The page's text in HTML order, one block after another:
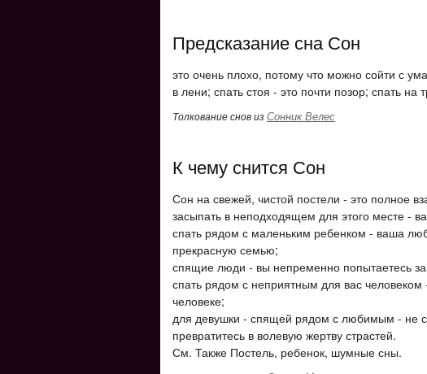
Предсказание сна Сон
это очень плохо, потому что можно сойти с
в лени; спать стоя - это почти позор; спать на
Толкование снов изСонник Велес
К чему снится Сон
Сон на свежей, чистой постели - это полное
засыпать в неподходящем для этого месте -
спать рядом с маленьким ребенком - ваша
прекрасную семью;
спящие люди - вы непременно попытаетесь
спать рядом с неприятным для вас
человеке;
для девушки - спящей рядом с любимым - не
превратитесь в волевую жертву страстей.
См. Также Постель, ребенок, шумные сны.